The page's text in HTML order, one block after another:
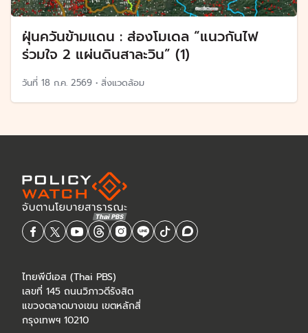
ฝุ่นควันข้ามแดน : ส่องโมเดล “แนวกันไฟ
ร่วมใจ 2 แผ่นดินสาละวิน” (1)
วันที่ 18 ก.ค. 2569 • สิ่งแวดล้อม
ไทยพีบีเอส (Thai PBS)
เลขที่ 145 ถนนวิภาวดีรังสิต
แขวงตลาดบางเขน เขตหลักสี่
กรุงเทพฯ 10210